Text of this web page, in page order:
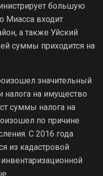
большую
Миасса входит
а также Уйский
суммы приходится на
значительный
налога на имущество
суммы налога на
по причине
С 2016 года
из кадастровой